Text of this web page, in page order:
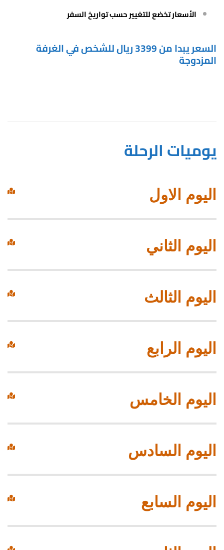
الأسعار تخضع للتغيير حسب تواريخ السفر
السعر يبدا من 3399 ريال للشخص في الغرفة
المزدوجة
يوميات الرحلة
اليوم الاول
اليوم الثاني
اليوم الثالث
اليوم الرابع
اليوم الخامس
اليوم السادس
اليوم السابع